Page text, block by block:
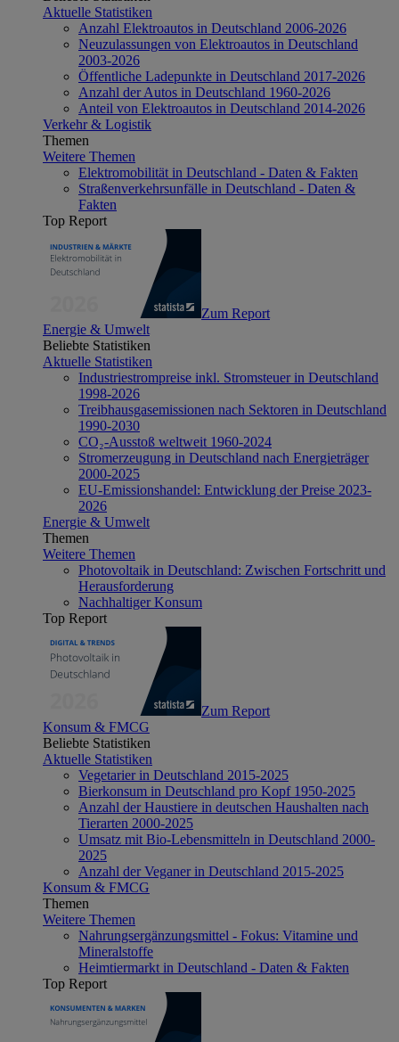
Aktuelle Statistiken
Anzahl Elektroautos in Deutschland 2006-2026
Neuzulassungen von Elektroautos in Deutschland
2003-2026
Öffentliche Ladepunkte in Deutschland 2017-2026
Anzahl der Autos in Deutschland 1960-2026
Anteil von Elektroautos in Deutschland 2014-2026
Verkehr & Logistik
Themen
Weitere Themen
Elektromobilität in Deutschland - Daten & Fakten
Straßenverkehrsunfälle in Deutschland - Daten &
Fakten
Top Report
Zum Report
Energie & Umwelt
Beliebte Statistiken
Aktuelle Statistiken
Industriestrompreise inkl. Stromsteuer in Deutschland
1998-2026
Treibhausgasemissionen nach Sektoren in Deutschland
1990-2030
CO₂-Ausstoß weltweit 1960-2024
Stromerzeugung in Deutschland nach Energieträger
2000-2025
EU-Emissionshandel: Entwicklung der Preise 2023-
2026
Energie & Umwelt
Themen
Weitere Themen
Photovoltaik in Deutschland: Zwischen Fortschritt und
Herausforderung
Nachhaltiger Konsum
Top Report
Zum Report
Konsum & FMCG
Beliebte Statistiken
Aktuelle Statistiken
Vegetarier in Deutschland 2015-2025
Bierkonsum in Deutschland pro Kopf 1950-2025
Anzahl der Haustiere in deutschen Haushalten nach
Tierarten 2000-2025
Umsatz mit Bio-Lebensmitteln in Deutschland 2000-
2025
Anzahl der Veganer in Deutschland 2015-2025
Konsum & FMCG
Themen
Weitere Themen
Nahrungsergänzungsmittel - Fokus: Vitamine und
Mineralstoffe
Heimtiermarkt in Deutschland - Daten & Fakten
Top Report